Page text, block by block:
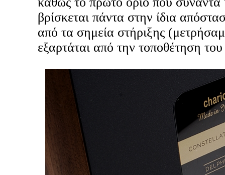
βρίσκεται πάντα στην ίδια
από τα σημεία στήριξης
εξαρτάται από την τοποθέτηση